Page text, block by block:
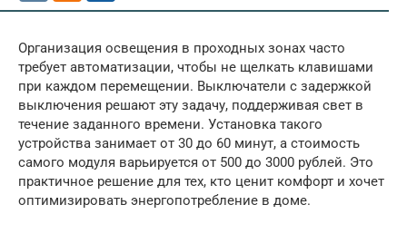
Организация освещения в проходных зонах часто
требует автоматизации, чтобы не щелкать клавишами
при каждом перемещении. Выключатели с задержкой
выключения решают эту задачу, поддерживая свет в
течение заданного времени. Установка такого
устройства занимает от 30 до 60 минут, а стоимость
самого модуля варьируется от 500 до 3000 рублей. Это
практичное решение для тех, кто ценит комфорт и хочет
оптимизировать энергопотребление в доме.